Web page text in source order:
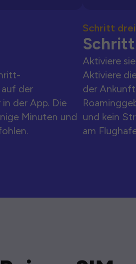
der
der App. Die
Minuten und
Schritt drei
Aktiviere
Aktiviere
der
und kein
am